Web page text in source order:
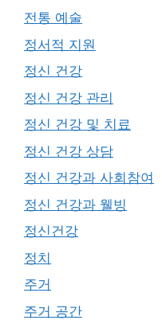
전통 예술
정서적 지원
정신 건강
정신 건강 관리
정신 건강 및 치료
정신 건강 상담
정신 건강과 사회참여
정신 건강과 웰빙
정신건강
정치
주거
주거 공간